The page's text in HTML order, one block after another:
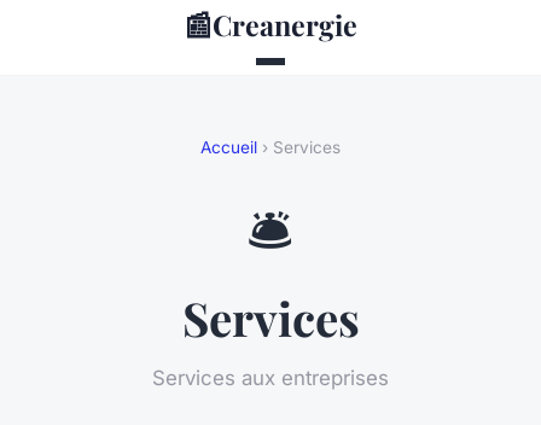
📰Creanergie
Accueil › Services
🛎️
Services
Services aux entreprises